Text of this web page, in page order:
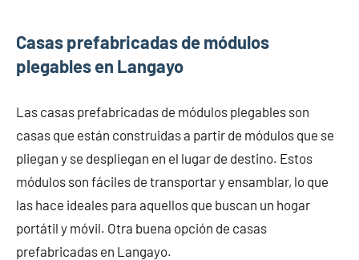
Casas prefabricadas de módulos
plegables en Langayo
Las casas prefabricadas de módulos plegables son
casas que están construidas a partir de módulos que se
pliegan y se despliegan en el lugar de destino. Estos
módulos son fáciles de transportar y ensamblar, lo que
las hace ideales para aquellos que buscan un hogar
portátil y móvil. Otra buena opción de casas
prefabricadas en Langayo.